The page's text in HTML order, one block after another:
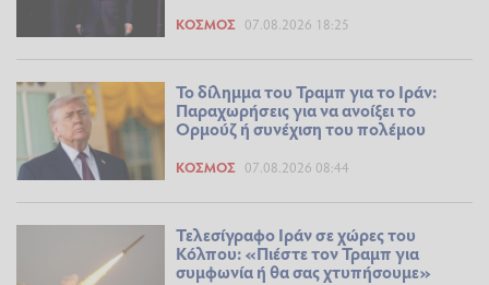
ΚΌΣΜΟΣ 07.08.2026 18:25
Το δίλημμα του Τραμπ για το Ιράν:
Παραχωρήσεις για να ανοίξει το
Ορμούζ ή συνέχιση του πολέμου
ΚΌΣΜΟΣ 07.08.2026 08:44
Τελεσίγραφο Ιράν σε χώρες του
Κόλπου: «Πιέστε τον Τραμπ για
συμφωνία ή θα σας χτυπήσουμε»